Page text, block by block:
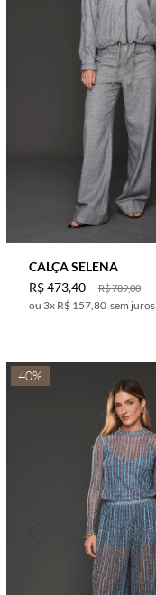
CALÇA SELENA
R$789,00
R$473,40
3x R$ 157,80 sem juros
40%